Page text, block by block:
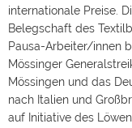
internationale Preise.
Belegschaft des
Pausa-Arbeiter/innen
Mössinger
Mössingen und das
nach Italien und
auf Initiative des